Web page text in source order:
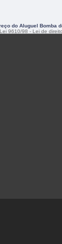
do Aluguel Bomba
Lei 9610/98 - Lei de